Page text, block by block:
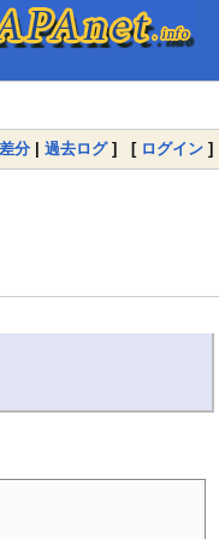
差分 | 過去ログ] [ ログイン ]